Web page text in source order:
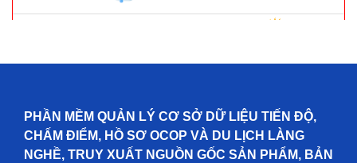
PHẦN MỀM QUẢN LÝ CƠ SỞ DỮ LIỆU TIẾN ĐỘ,
CHẤM ĐIỂM, HỒ SƠ OCOP VÀ DU LỊCH LÀNG
NGHỀ, TRUY XUẤT NGUỒN GỐC SẢN PHẨM, BẢN